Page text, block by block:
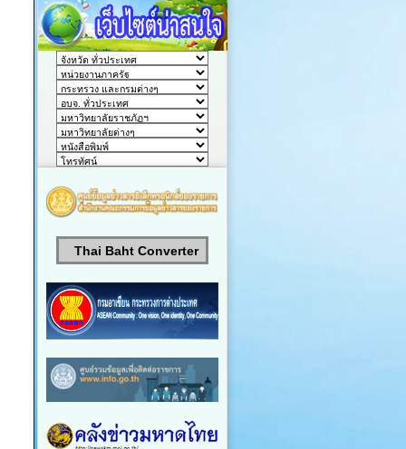
Thai Baht Converter